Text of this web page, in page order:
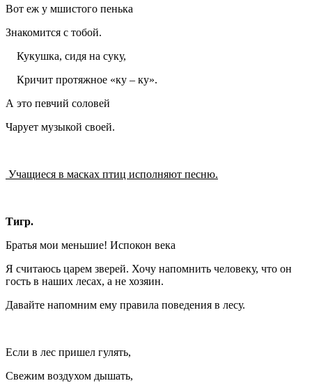
Вот еж у мшистого пенька
Знакомится с тобой.
Кукушка, сидя на суку,
Кричит протяжное «ку – ку».
А это певчий соловей
Чарует музыкой своей.
Учащиеся в масках птиц исполняют песню.
Тигр.
Братья мои меньшие! Испокон века
Я считаюсь царем зверей. Хочу напомнить человеку, что он
гость в наших лесах, а не хозяин.
Давайте напомним ему правила поведения в лесу.
Если в лес пришел гулять,
Свежим воздухом дышать,